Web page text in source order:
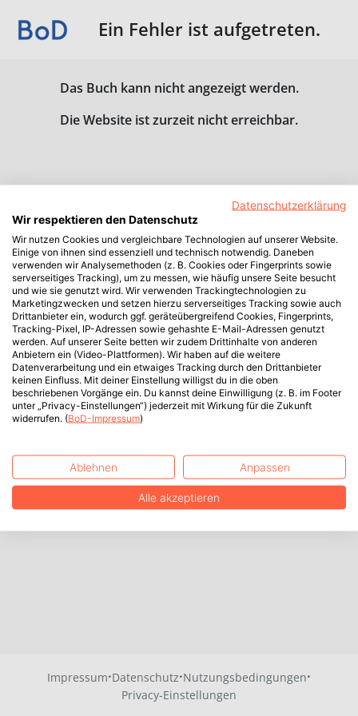
Ein Fehler ist aufgetreten.
Das Buch kann nicht angezeigt werden.
Die Website ist zurzeit nicht erreichbar.
Impressum·Datenschutz·Nutzungsbedingungen·
Privacy-Einstellungen
Datenschutzerklärung
Wir respektieren den Datenschutz
Wir nutzen Cookies und vergleichbare Technologien auf unserer Website.
Einige von ihnen sind essenziell und technisch notwendig. Daneben
verwenden wir Analysemethoden (z. B. Cookies oder Fingerprints sowie
serverseitiges Tracking), um zu messen, wie häufig unsere Seite besucht
und wie sie genutzt wird. Wir verwenden Trackingtechnologien zu
Marketingzwecken und setzen hierzu serverseitiges Tracking sowie auch
Drittanbieter ein, wodurch ggf. geräteübergreifend Cookies, Fingerprints,
Tracking-Pixel, IP-Adressen sowie gehashte E-Mail-Adressen genutzt
werden. Auf unserer Seite betten wir zudem Drittinhalte von anderen
Anbietern ein (Video-Plattformen). Wir haben auf die weitere
Datenverarbeitung und ein etwaiges Tracking durch den Drittanbieter
keinen Einfluss. Mit deiner Einstellung willigst du in die oben
beschriebenen Vorgänge ein. Du kannst deine Einwilligung (z. B. im Footer
unter „Privacy-Einstellungen“) jederzeit mit Wirkung für die Zukunft
widerrufen. (BoD-Impressum)
Ablehnen Anpassen
Alle akzeptieren